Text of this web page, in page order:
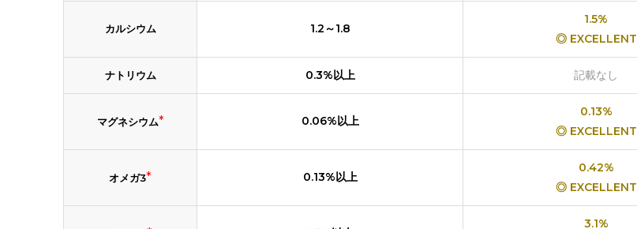
カルシウム 1.2～1.8
1.5%
◎ EXCELLENT
ナトリウム 0.3%以上 記載なし
マグネシウム* 0.06%以上
0.13%
◎ EXCELLENT
オメガ3* 0.13%以上
0.42%
◎ EXCELLENT
3.1%